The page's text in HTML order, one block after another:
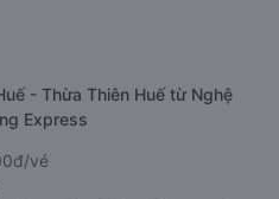
- Thừa Thiên Huế từ Nghệ
Express
vé